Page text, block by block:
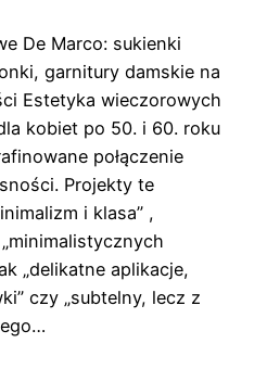
De Marco: sukienki
garnitury damskie na
Estetyka wieczorowych
kobiet po 50. i 60. roku
połączenie
Projekty te
i klasa” ,
„delikatne aplikacje,
czy „subtelny, lecz z